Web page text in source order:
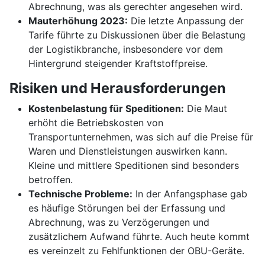
Abrechnung, was als gerechter angesehen wird.
Mauterhöhung 2023: Die letzte Anpassung der
Tarife führte zu Diskussionen über die Belastung
der Logistikbranche, insbesondere vor dem
Hintergrund steigender Kraftstoffpreise.
Risiken und Herausforderungen
Kostenbelastung für Speditionen: Die Maut
erhöht die Betriebskosten von
Transportunternehmen, was sich auf die Preise für
Waren und Dienstleistungen auswirken kann.
Kleine und mittlere Speditionen sind besonders
betroffen.
Technische Probleme: In der Anfangsphase gab
es häufige Störungen bei der Erfassung und
Abrechnung, was zu Verzögerungen und
zusätzlichem Aufwand führte. Auch heute kommt
es vereinzelt zu Fehlfunktionen der OBU-Geräte.